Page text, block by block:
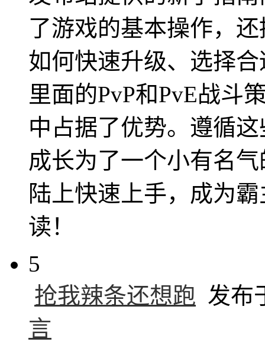
了游戏的基本操作，
如何快速升级、选择
里面的PvP和PvE战斗
中占据了优势。遵循
成长为了一个小有名
陆上快速上手，成为
读！
5
抢我辣条还想跑 发布
言